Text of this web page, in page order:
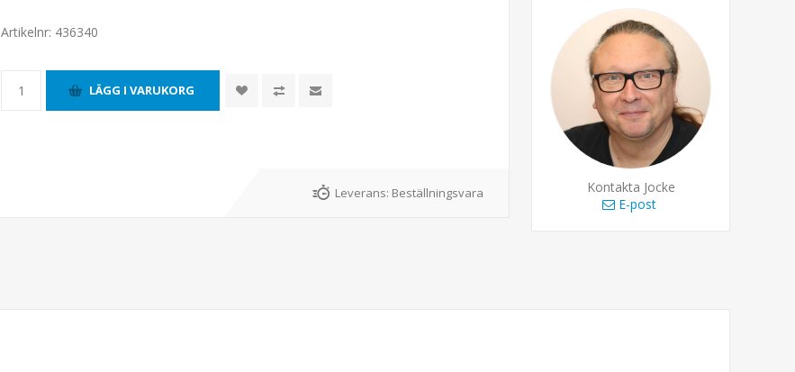
Kontakta Jocke
E-post
Artikelnr: 436340
Leverans: Beställningsvara